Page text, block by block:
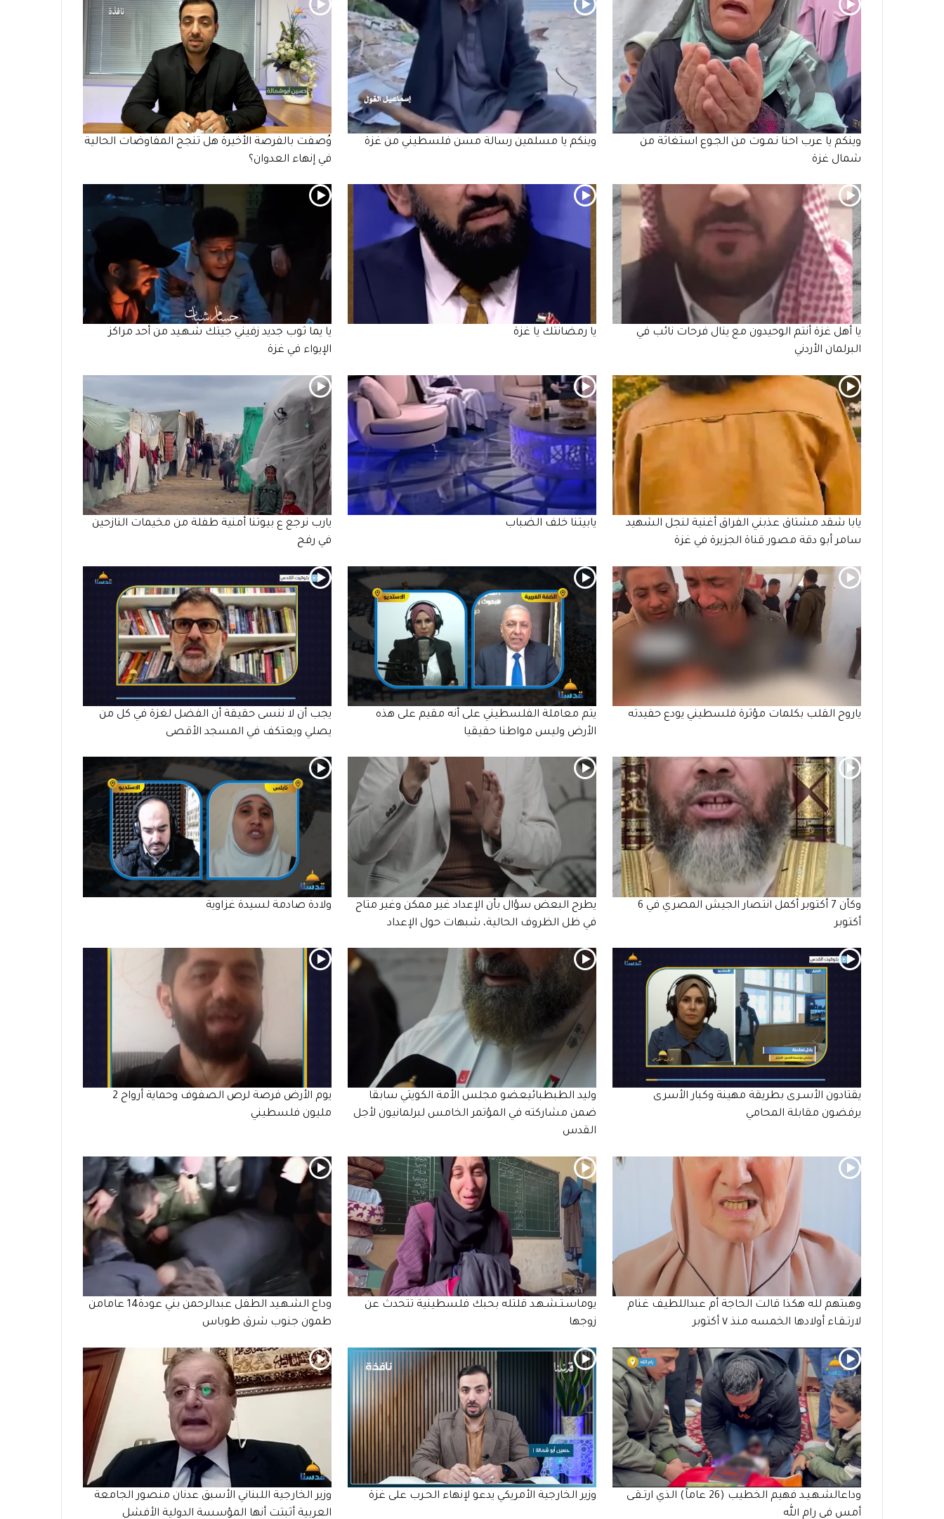
وينكم يا عرب احنا نـمـوت من الجـوع استغاثة من
شمال غزة
وينكم يا مسلمين رسالة مسن فلسطيني من غزة
وُصفت بالفرصة الأخيرة هل تنجح المفاوضات الحالية
في إنهاء العدوان؟
يا أهل غزة أنتم الوحيدون مع ينال فرحات نائب في
البرلمان الأردني
يا رمضانتك يا غزة
يا يما ثوب جديد زفيني جيتك شـهـيد من أحد مراكز
الإيواء في غزة
يابا شقد مشتاق عذبني الفراق أغنية لنجل الشهيد
سامر أبو دقة مصور قناة الجزيرة في غزة
يابيتنا خلف الضباب
يارب نرجع ع بيوتنا أمنية طفلة من مخيمات النازحين
في رفح
ياروح القلب بكلمات مؤثرة فلسطيني يودع حفيدته
يتم معاملة الفلسطيني على أنه مقيم على هذه
الأرض وليس مواطنا حقيقيا
يجب أن لا ننسى حقيقة أن الفضل لغزة في كل من
يصلي ويعتكف في المسجد الأقصى
وكأن 7 أكتوبر أكمل انتصار الجيش المصري في 6
أكتوبر
يطرح البعض سؤال بأن الإعداد غير ممكن وغير متاح
في ظل الظروف الحالية، شبهات حول الإعداد
ولادة صادمة لسيدة غزاوية
يقتادون الأسـرى بطريقة مهينة وكبار الأسرى
يرفضون مقابلة المحامي
وليد الطبطبائيعضو مجلس الأمة الكويتي سابقا
ضمن مشاركته في المؤتمر الخامس لبرلمانيون لأجل
القدس
يوم الأرض فرصة لرص الصفوف وحماية أرواح 2
مليون فلسطيني
وهبتهم لله هكذا قالت الحاجة أم عبداللطيف غنام
لارتـقـاء أولادها الخمسه منذ ٧ أكتوبر
يوماسـتـشـهـد قلتله بحبك فلسطينية تتحدث عن
زوجها
وداع الشـهـيد الطفل عبدالرحمن بني عودة14 عامامن
طمون جنوب شرق طوباس
وداعالشـهـيـد فهيم الخطيب (26 عاماً) الذي ارتـقـى
أمس في رام الله
وزير الخارجية الأمريكي يدعو لإنهاء الحـرب على غزة
وزير الخارجية اللبناني الأسبق عدنان منصور الجامعة
العربية أثبتت أنها المؤسسة الدولية الأفشل